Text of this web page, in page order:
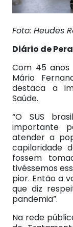
Foto: Heudes
Diário de
Com 45
Mário
destaca a
Saúde.
“O SUS
importante
atender a
capilaridade
fossem
tivéssemos
pior. Então a
que diz
pandemia”.
Na rede